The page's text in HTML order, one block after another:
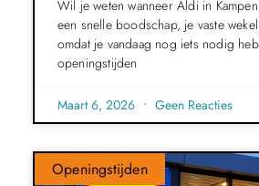
Wil je weten wanneer Aldi in
een snelle boodschap, je vaste
omdat je vandaag nog iets nodig
openingstijden
Maart 6, 2026 Geen Reacties
Openingstijden